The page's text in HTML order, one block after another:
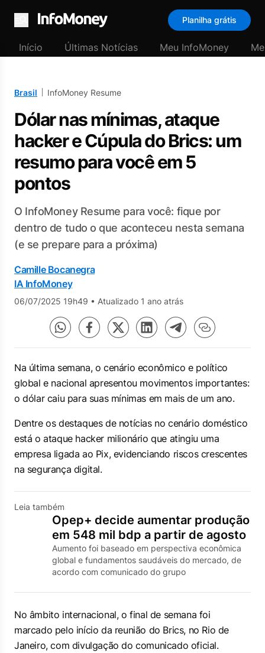
Menu
Planilha grátis
Início Últimas Notícias Meu InfoMoney
Brasil InfoMoney Resume
Dólar nas mínimas, ataque
hacker e Cúpula do Brics: um
resumo para você em 5
pontos
O InfoMoney Resume para você: fique por
dentro de tudo o que aconteceu nesta semana
(e se prepare para a próxima)
Camille Bocanegra
IA InfoMoney
06/07/2025 19h49 • Atualizado 1 ano atrás
Na última semana, o cenário econômico e político
global e nacional apresentou movimentos importantes:
o dólar caiu para suas mínimas em mais de um ano.
Dentre os destaques de notícias no cenário doméstico
está o ataque hacker milionário que atingiu uma
empresa ligada ao Pix, evidenciando riscos crescentes
na segurança digital.
Leia também
Opep+ decide aumentar produção
em 548 mil bdp a partir de agosto
Aumento foi baseado em perspectiva econômica
global e fundamentos saudáveis do mercado, de
acordo com comunicado do grupo
No âmbito internacional, o final de semana foi
marcado pelo início da reunião do Brics, no Rio de
Janeiro, com divulgação do comunicado oficial.